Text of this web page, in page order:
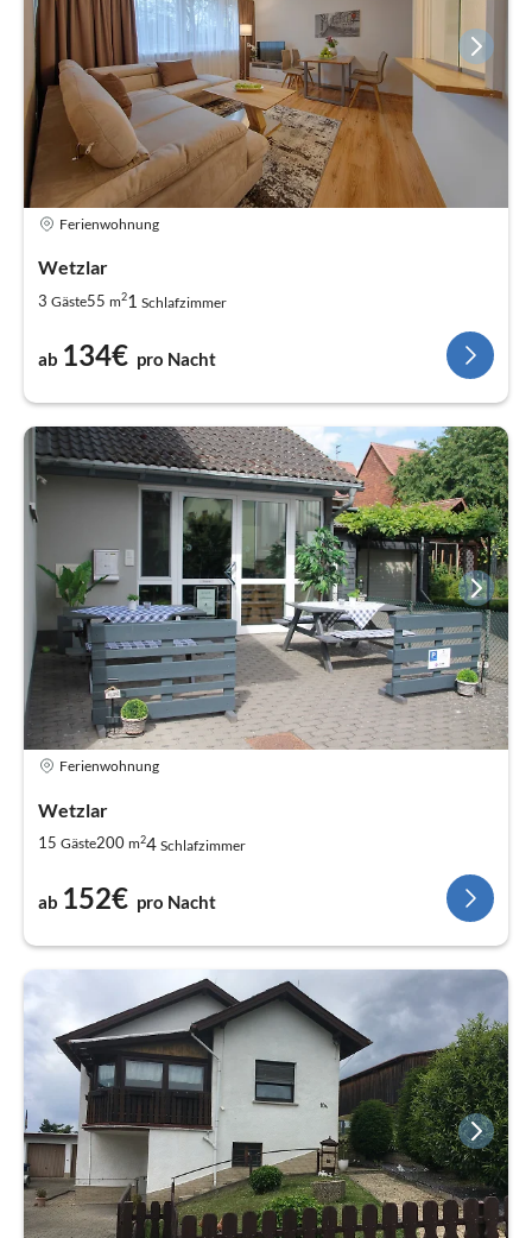
Ferienwohnung
Wetzlar
3 Gäste55 m21 Schlafzimmer
ab 134€ pro Nacht
Ferienwohnung
Wetzlar
15 Gäste200 m24 Schlafzimmer
ab 152€ pro Nacht